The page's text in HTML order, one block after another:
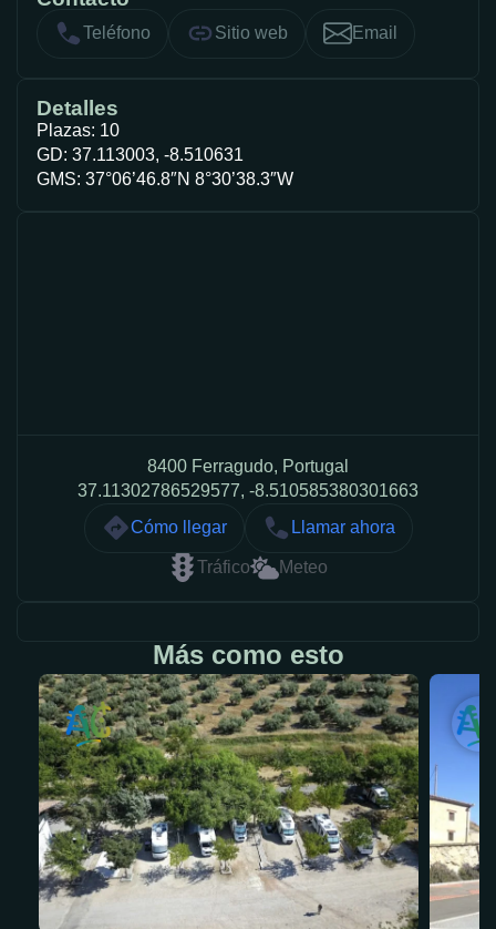
Teléfono Sitio web Email
Detalles
Plazas: 10
GD: 37.113003, -8.510631
GMS: 37°06’46.8″N 8°30’38.3″W
8400 Ferragudo, Portugal
37.11302786529577, -8.510585380301663
Cómo llegar
Llamar ahora
Tráfico Meteo
Más como esto